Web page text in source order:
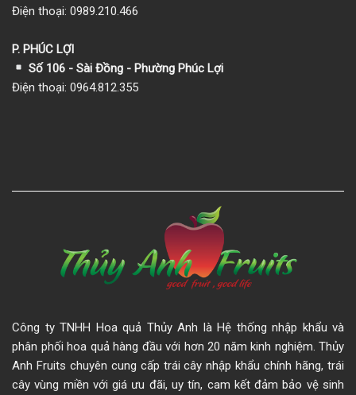
Điện thoại: 0989.210.466
P. PHÚC LỢI
Số 106 - Sài Đồng - Phường Phúc Lợi
Điện thoại: 0964.812.355
Công ty TNHH Hoa quả Thủy Anh là Hệ thống nhập khẩu và
phân phối hoa quả hàng đầu với hơn 20 năm kinh nghiệm. Thủy
Anh Fruits chuyên cung cấp trái cây nhập khẩu chính hãng, trái
cây vùng miền với giá ưu đãi, uy tín, cam kết đảm bảo vệ sinh